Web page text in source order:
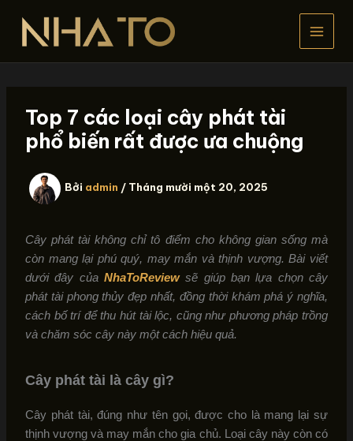
dung
Top 7 các loại cây phát tài
phổ biến rất được ưa chuộng
Bởi admin / Tháng mười một 20, 2025
Cây phát tài không chỉ tô điểm cho không gian sống mà
còn mang lại phú quý, may mắn và thịnh vượng. Bài viết
dưới đây củaNhaToReviewsẽ giúp bạn lựa chọn cây
phát tài phong thủy đẹp nhất, đồng thời khám phá ý nghĩa,
cách bố trí để thu hút tài lộc, cũng như phương pháp trồng
và chăm sóc cây này một cách hiệu quả.
Cây phát tài là cây gì?
Cây phát tài, đúng như tên gọi, được cho là mang lại sự
thịnh vượng và may mắn cho gia chủ. Loại cây này còn có